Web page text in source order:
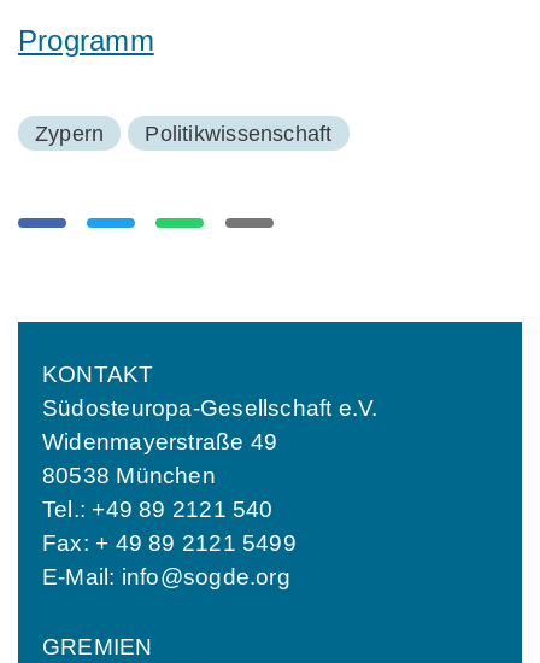
Programm
Zypern Politikwissenschaft
KONTAKT
Südosteuropa-Gesellschaft e.V.
Widenmayerstraße 49
80538 München
Tel.: +49 89 2121 540
Fax: + 49 89 2121 5499
E-Mail: info@sogde.org
GREMIEN